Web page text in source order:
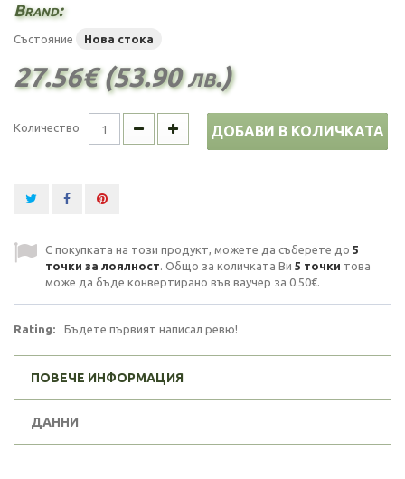
Brand:
Състояние Нова стока
27.56€ (53.90 лв.)
Количество ДОБАВИ В КОЛИЧКАТА
С покупката на този продукт, можете да съберете до 5
точки за лоялност. Общо за количката Ви 5 точки това
може да бъде конвертирано във ваучер за 0.50€.
Rating: Бъдете първият написал ревю!
ПОВЕЧЕ ИНФОРМАЦИЯ
ДАННИ